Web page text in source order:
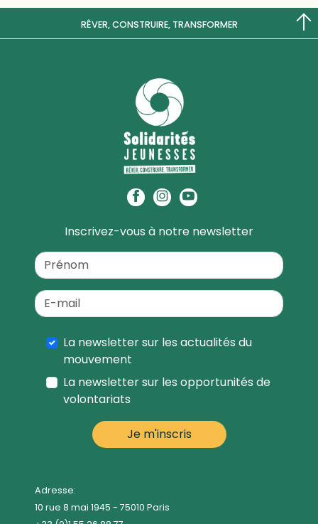
RÊVER, CONSTRUIRE, TRANSFORMER
Inscrivez-vous à notre newsletter
La newsletter sur les actualités du
mouvement
La newsletter sur les opportunités de
volontariats
Adresse:
10 rue 8 mai 1945 - 75010 Paris